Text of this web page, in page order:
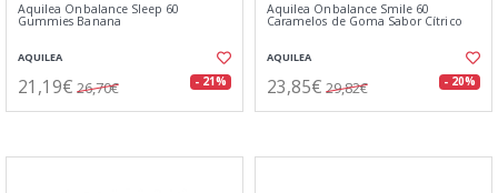
Aquilea Onbalance Sleep 60
Gummies Banana
AQUILEA
21,19€ 26,70€ - 21%
Aquilea Onbalance Smile 60
Caramelos de Goma Sabor Cítrico
AQUILEA
23,85€ 29,82€ - 20%